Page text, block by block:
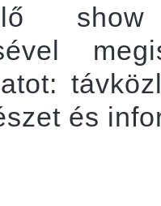
és